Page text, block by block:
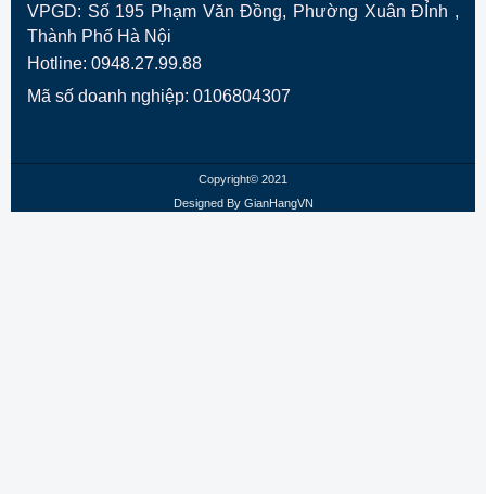
VPGD: Số 195 Phạm Văn Đồng, Phường Xuân ĐỈnh ,
Thành Phố Hà Nội
Hotline: 0948.27.99.88
Mã số doanh nghiệp: 0106804307
Copyright© 2021
Designed By GianHangVN